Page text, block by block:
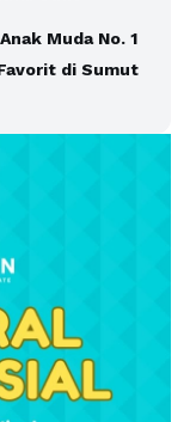
Muda No. 1
di Sumut